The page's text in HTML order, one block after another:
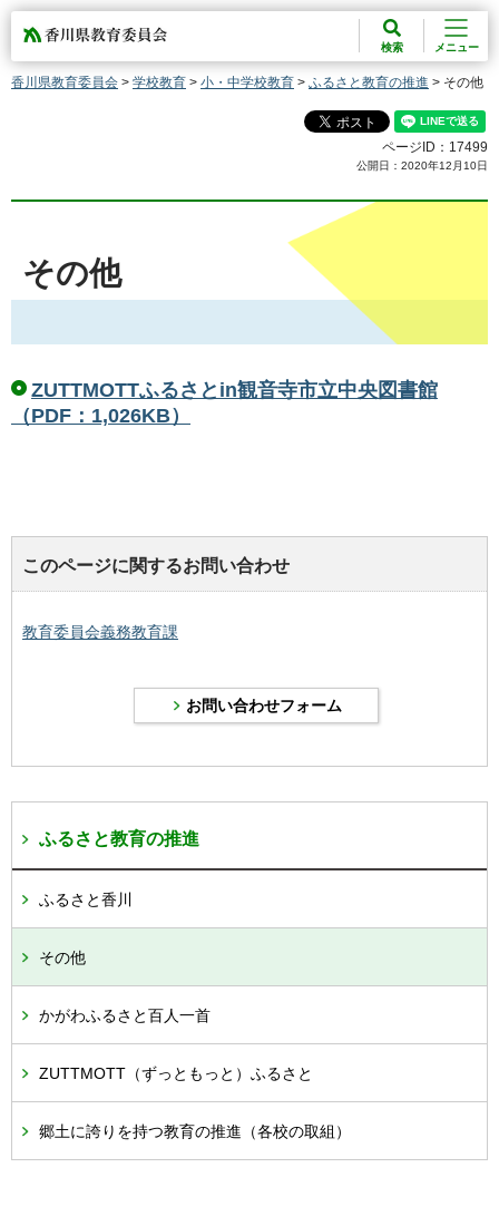
香川県教育委員会
検索 メニュー
香川県教育委員会 > 学校教育 > 小・中学校教育 > ふるさと教育の推進 > その他
ページID：17499
公開日：2020年12月10日
その他
ZUTTMOTTふるさとin観音寺市立中央図書館
（PDF：1,026KB）
このページに関するお問い合わせ
教育委員会義務教育課
ふるさと教育の推進
ふるさと香川
その他
かがわふるさと百人一首
ZUTTMOTT（ずっともっと）ふるさと
郷土に誇りを持つ教育の推進（各校の取組）